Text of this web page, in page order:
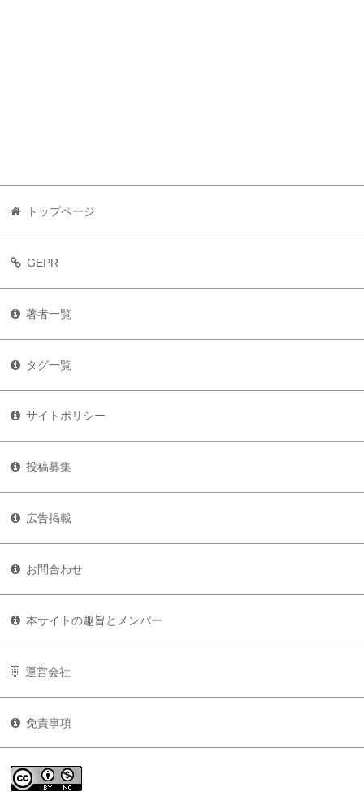
トップページ
GEPR
著者一覧
タグ一覧
サイトポリシー
投稿募集
広告掲載
お問合わせ
本サイトの趣旨とメンバー
運営会社
免責事項